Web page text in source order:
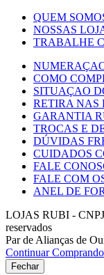
QUEM
NOSSAS
TRABALHE
COMO
SITUAÇAO
RETIRA NAS
GARANTIA
TROCAS E
DÚVIDAS
CUIDADOS
FALE
FALE COM
ANEL DE
LOJAS RUBI -
reservados
Par de Alianças de
Continuar Comprando
Fechar